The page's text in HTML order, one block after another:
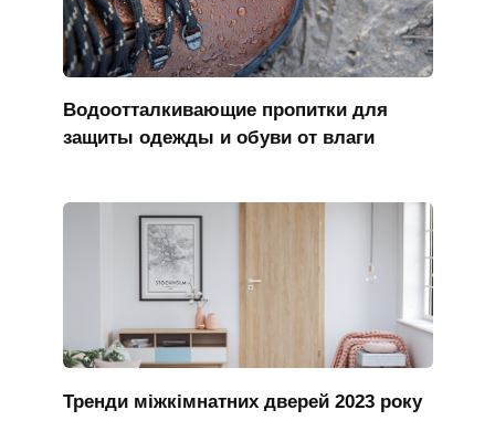
Водоотталкивающие пропитки для
защиты одежды и обуви от влаги
Тренди міжкімнатних дверей 2023 року